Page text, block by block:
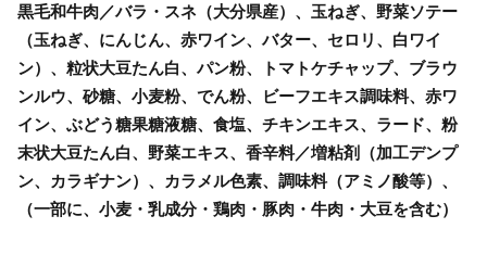
黒毛和牛肉／バラ・スネ（大分県産）、玉ねぎ、野菜ソテー
（玉ねぎ、にんじん、赤ワイン、バター、セロリ、白ワイ
ン）、粒状大豆たん白、パン粉、トマトケチャップ、ブラウ
ンルウ、砂糖、小麦粉、でん粉、ビーフエキス調味料、赤ワ
イン、ぶどう糖果糖液糖、食塩、チキンエキス、ラード、粉
末状大豆たん白、野菜エキス、香辛料／増粘剤（加工デンプ
ン、カラギナン）、カラメル色素、調味料（アミノ酸等）、
（一部に、小麦・乳成分・鶏肉・豚肉・牛肉・大豆を含む）